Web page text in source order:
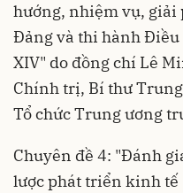
hướng, nhiệm vụ, giải
Đảng và thi hành
XIV" do đồng chí Lê
Chính trị, Bí thư
Tổ chức Trung ương
Chuyên đề 4: "Đánh
lược phát triển kinh tế